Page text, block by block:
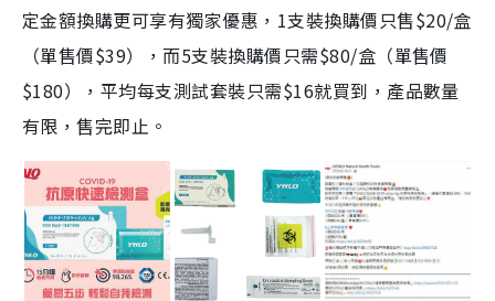
定金額換購更可享有獨家優惠，1支裝換購價只售$20/盒
（單售價$39），而5支裝換購價只需$80/盒（單售價
$180），平均每支測試套裝只需$16就買到，產品數量
有限，售完即止。